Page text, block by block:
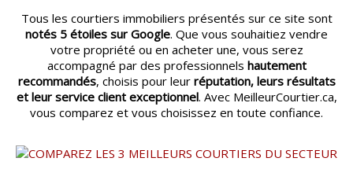
CATÉGORIES▼
ACHETEUR / VENDEUR▼
ENTREPRENEURS▼
ESPACE COURTIER ▼
Tous les courtiers immobiliers présentés sur ce site sont
notés 5 étoiles sur Google. Que vous souhaitiez vendre
votre propriété ou en acheter une, vous serez
accompagné par des professionnels hautement
recommandés, choisis pour leur réputation, leurs résultats
et leur service client exceptionnel. Avec MeilleurCourtier.ca,
vous comparez et vous choisissez en toute confiance.